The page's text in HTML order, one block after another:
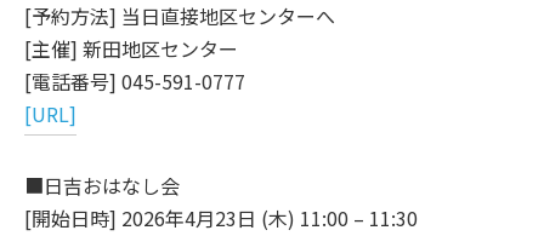
[予約方法] 当日直接地区センターへ
[主催] 新田地区センター
[電話番号] 045-591-0777
[URL]
■日吉おはなし会
[開始日時] 2026年4月23日 (木) 11:00 – 11:30